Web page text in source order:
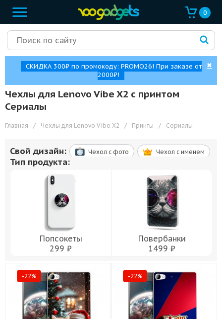
0
СКИДКА 300₽ по промокоду: PROMO26! При заказе от
2000₽!
✖
Чехлы для Lenovo Vibe X2 с принтом
Сериалы
Главная / Чехлы для Lenovo Vibe X2 / Принты / Сериалы
Свой дизайн: Чехол c фото Чехол c именем
Тип продукта:
Попсокеты
299 ₽
Повербанки
1499 ₽
-22% -22%